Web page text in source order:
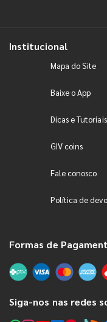
Institucional
Mapa do Site
Baixe o App
Dicas e Tutoriais
GIV coins
Fale conosco
Política de
Formas de
Siga-nos nas redes